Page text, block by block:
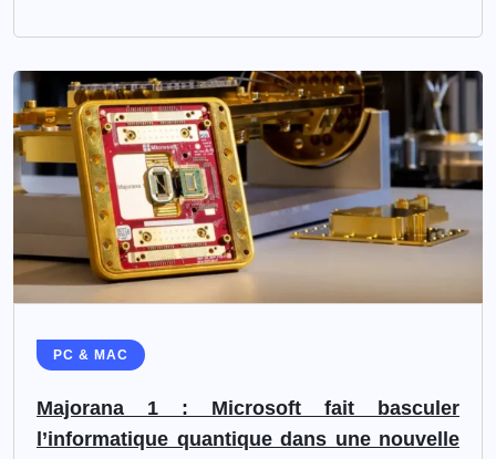
PC & MAC
Majorana 1 : Microsoft fait basculer
l’informatique quantique dans une nouvelle